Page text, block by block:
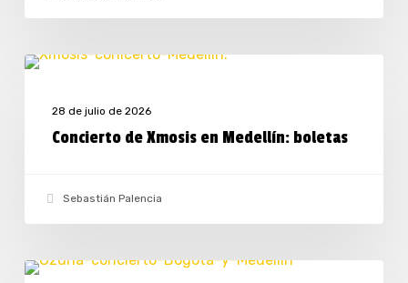
dile’
Concierto
28 de julio de 2026
Concierto de Xmosis en Medellín: boletas
Sebastián Palencia
Ozuna